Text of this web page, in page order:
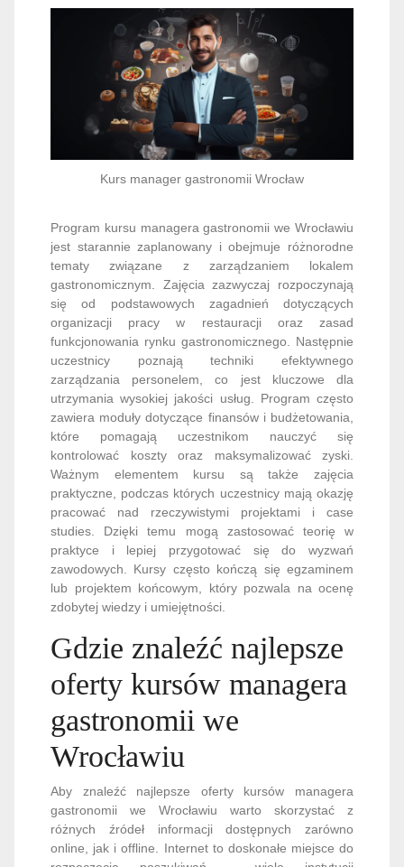
Kurs manager gastronomii Wrocław
Program kursu managera gastronomii we Wrocławiu
jest starannie zaplanowany i obejmuje różnorodne
tematy związane z zarządzaniem lokalem
gastronomicznym. Zajęcia zazwyczaj rozpoczynają
się od podstawowych zagadnień dotyczących
organizacji pracy w restauracji oraz zasad
funkcjonowania rynku gastronomicznego. Następnie
uczestnicy poznają techniki efektywnego
zarządzania personelem, co jest kluczowe dla
utrzymania wysokiej jakości usług. Program często
zawiera moduły dotyczące finansów i budżetowania,
które pomagają uczestnikom nauczyć się
kontrolować koszty oraz maksymalizować zyski.
Ważnym elementem kursu są także zajęcia
praktyczne, podczas których uczestnicy mają okazję
pracować nad rzeczywistymi projektami i case
studies. Dzięki temu mogą zastosować teorię w
praktyce i lepiej przygotować się do wyzwań
zawodowych. Kursy często kończą się egzaminem
lub projektem końcowym, który pozwala na ocenę
zdobytej wiedzy i umiejętności.
Gdzie znaleźć najlepsze
oferty kursów managera
gastronomii we
Wrocławiu
Aby znaleźć najlepsze oferty kursów managera
gastronomii we Wrocławiu warto skorzystać z
różnych źródeł informacji dostępnych zarówno
online, jak i offline. Internet to doskonałe miejsce do